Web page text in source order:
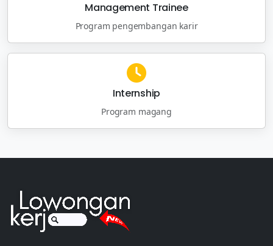
Management Trainee
Program pengembangan karir
Internship
Program magang